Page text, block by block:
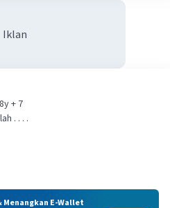
Iklan
+ 7
. . . .
Menangkan E-Wallet